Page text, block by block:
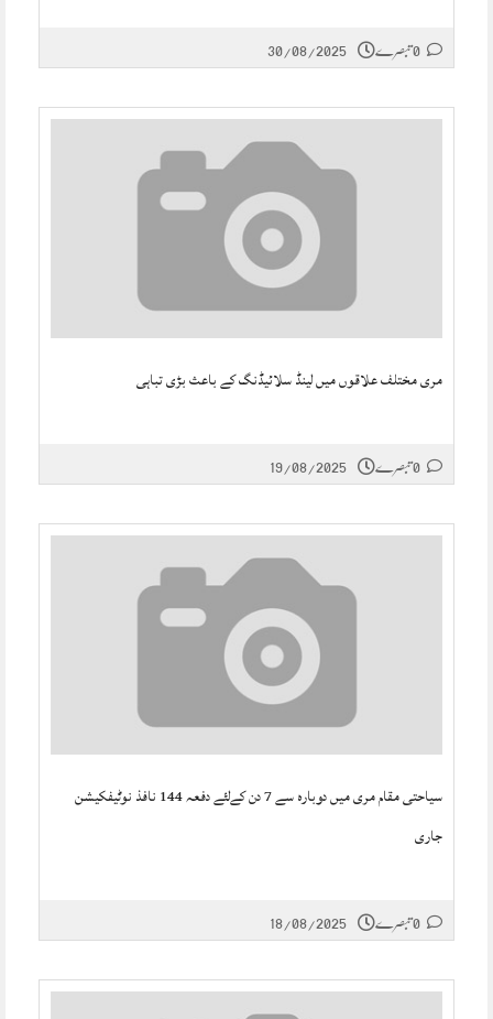
30/08/2025
مری مختلف علاقوں میں لینڈ سلائیڈنگ کے باعث بڑی تباہی
19/08/2025
سیاحتی مقام مری میں دوبارہ سے 7 دن کےلئے دفعہ 144 نافذ نوٹیفکیشن
جاری
18/08/2025